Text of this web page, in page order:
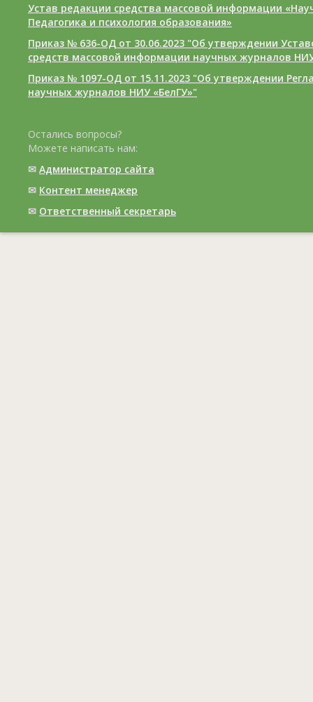
Устав редакции средства массовой информации
Педагогика и психология образования»
Приказ № 636-ОД от 30.06.2023 "Об утверждении
средств массовой информации научных журналов
Приказ № 1097-ОД от 15.11.2023 "Об утверждении
научных журналов НИУ «БелГУ»"
Остались вопросы?
Можете написать нам:
✉ Администратор сайта
✉ Контент менеджер
✉ Ответственный cекретарь